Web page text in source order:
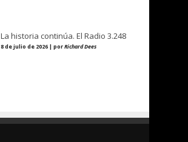
La historia continúa. El Radio 3.248
8 de julio de 2026 | porRichard Dees